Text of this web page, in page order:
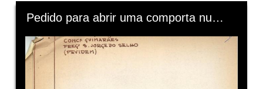
Skip to downloads and alternative formats
Media Viewer Pedido para abrir uma comporta num açude e fazer o aproveitamento hidroeléctrico